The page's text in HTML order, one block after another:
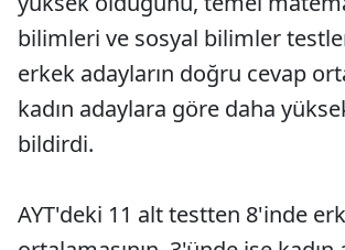
bilimleri ve sosyal bilimler
erkek adayların doğru cevap
kadın adaylara göre daha
bildirdi.
AYT'deki 11 alt testten 8'inde